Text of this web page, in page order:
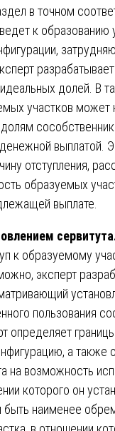
в точном
к образованию
долей. В
участков может
выплатой.
отступления,
образуемых
выплате.
к образуемому
эксперт
пользования
определяет
а также
на возможность
которого он
быть наименее